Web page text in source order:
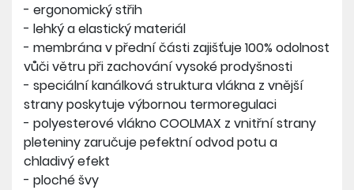
- ergonomický střih
- lehký a elastický materiál
- membrána v přední části zajišťuje 100% odolnost
vůči větru při zachování vysoké prodyšnosti
- speciální kanálková struktura vlákna z vnější
strany poskytuje výbornou termoregulaci
- polyesterové vlákno COOLMAX z vnitřní strany
pleteniny zaručuje pefektní odvod potu a
chladivý efekt
- ploché švy